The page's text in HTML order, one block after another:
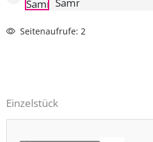
Seitenaufrufe: 2
Einzelstück